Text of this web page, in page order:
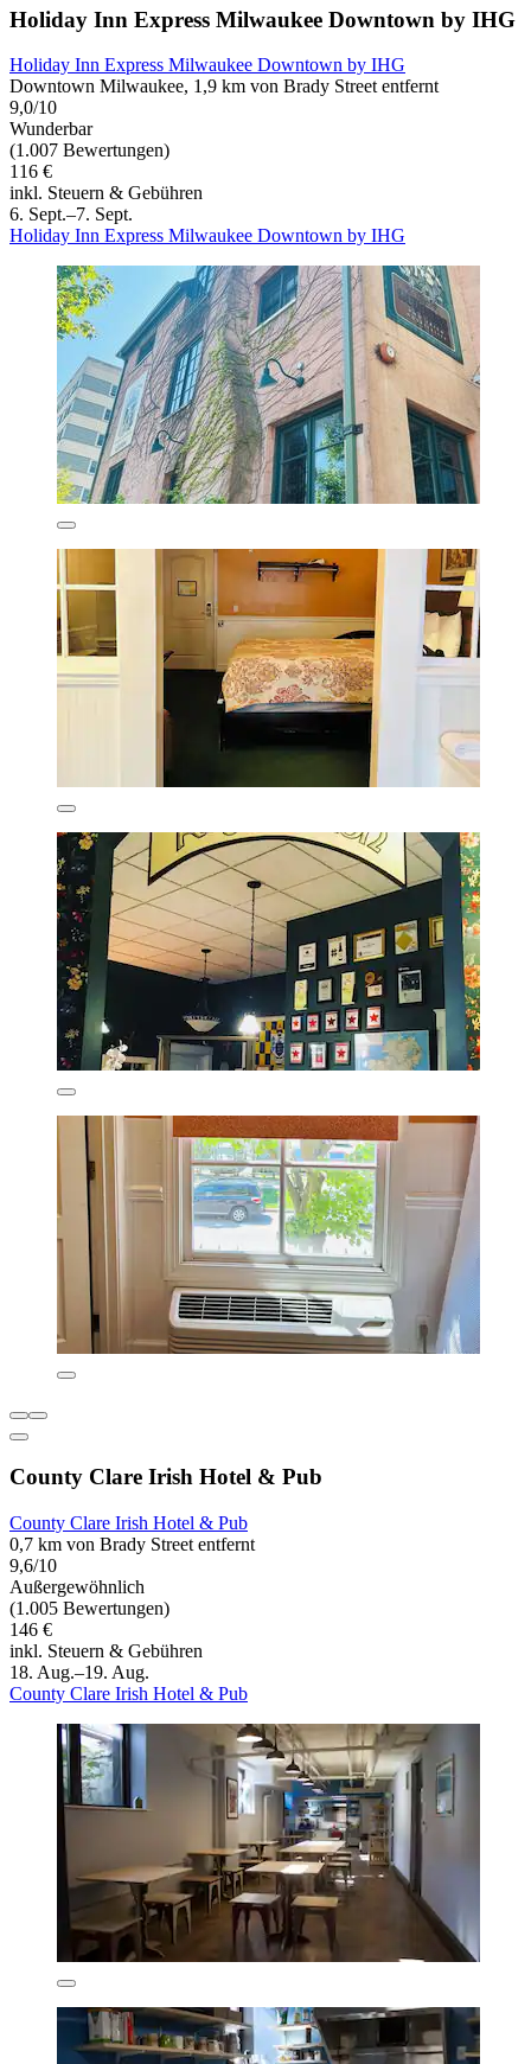
Holiday Inn Express Milwaukee Downtown by IHG
Holiday Inn Express Milwaukee Downtown by IHG
Downtown Milwaukee, 1,9 km von Brady Street entfernt
9,0/10
Wunderbar
(1.007 Bewertungen)
116 €
inkl. Steuern & Gebühren
6. Sept.–7. Sept.
Holiday Inn Express Milwaukee Downtown by IHG
County Clare Irish Hotel & Pub
County Clare Irish Hotel & Pub
0,7 km von Brady Street entfernt
9,6/10
Außergewöhnlich
(1.005 Bewertungen)
146 €
inkl. Steuern & Gebühren
18. Aug.–19. Aug.
County Clare Irish Hotel & Pub